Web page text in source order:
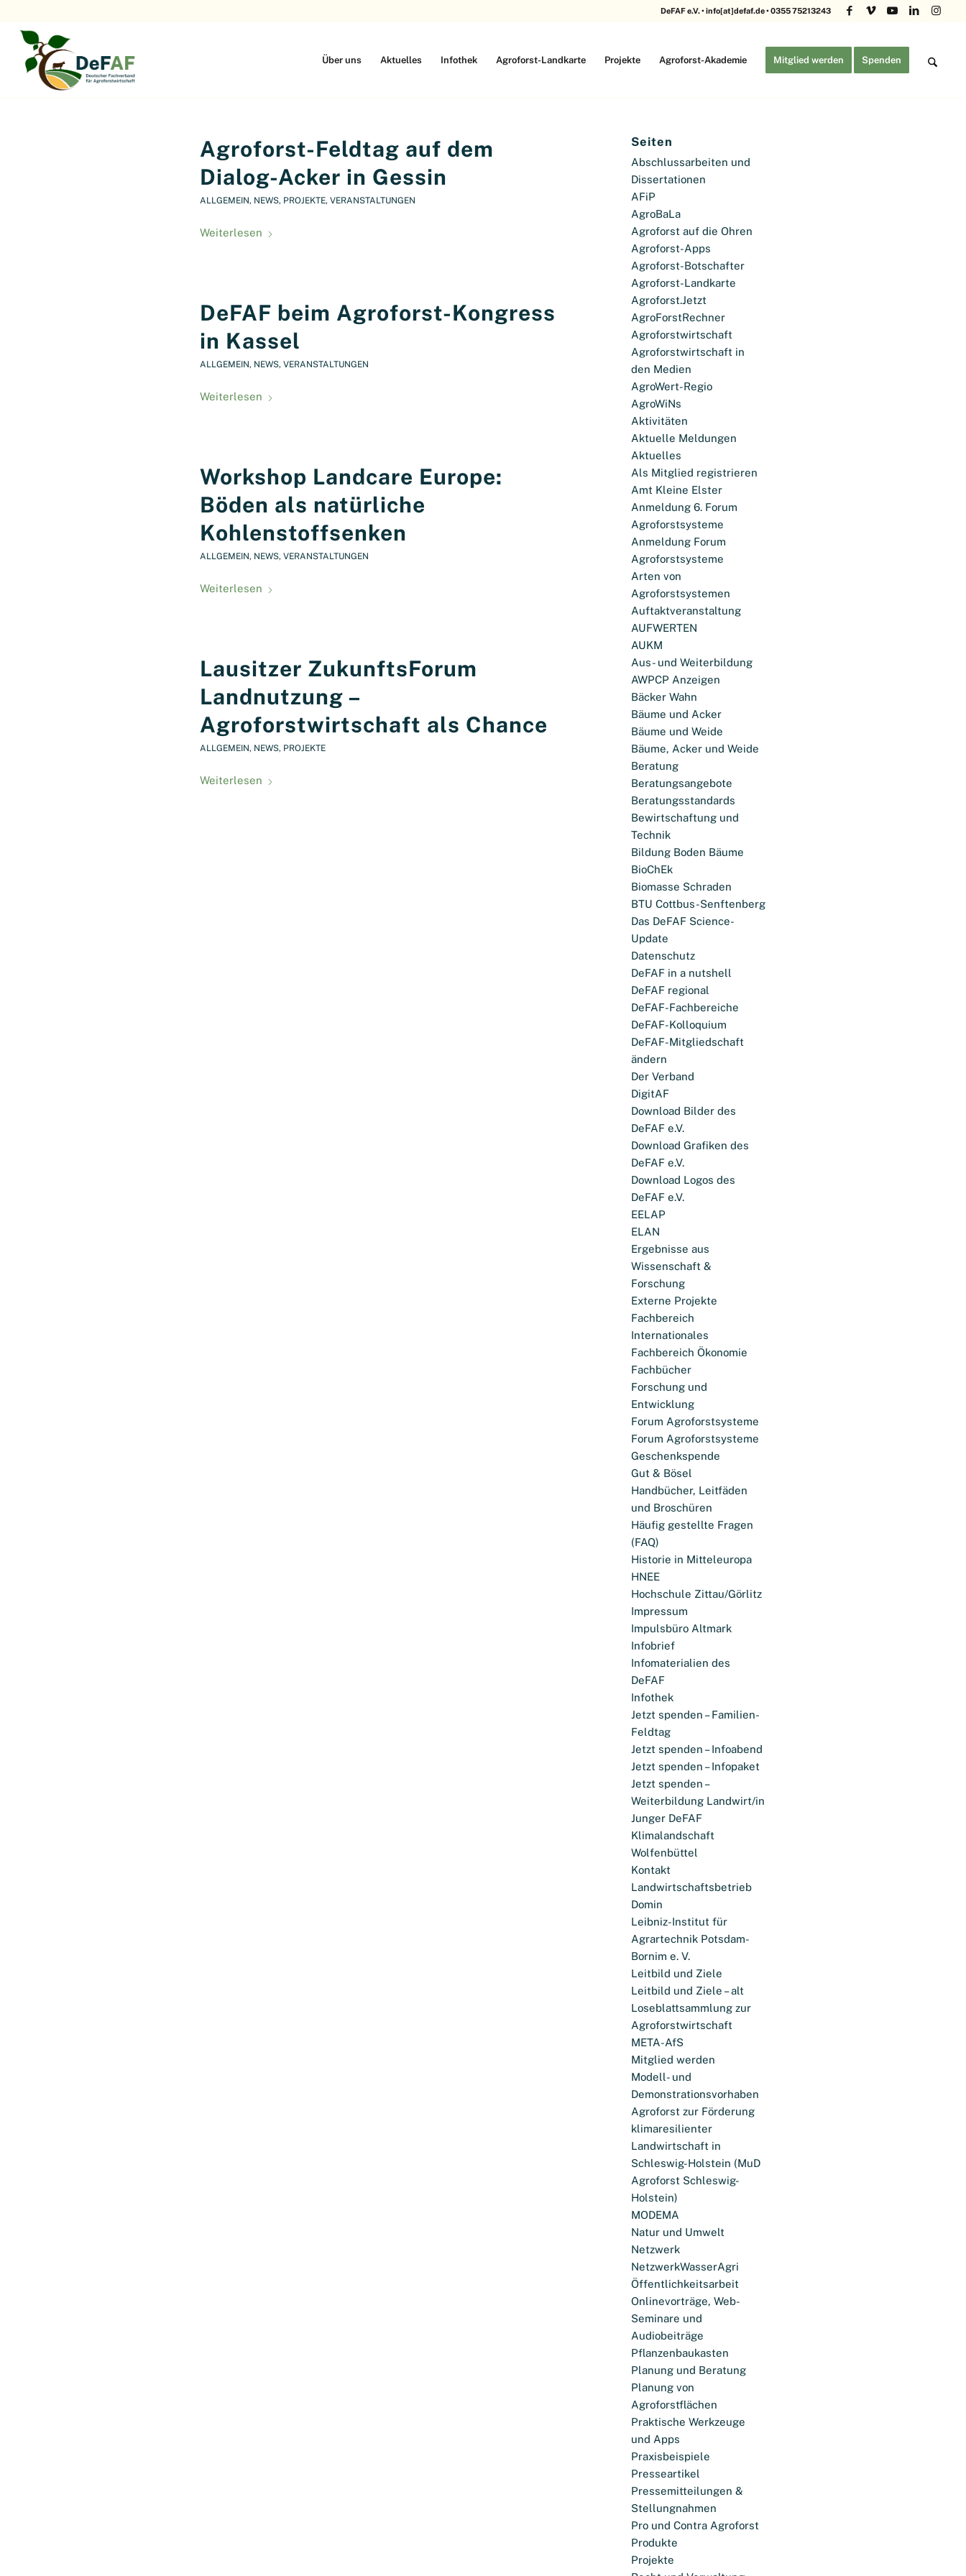
DeFAF e.V. • info[at]defaf.de • 0355 75213243
Über uns Aktuelles Infothek Agroforst-Landkarte Projekte Agroforst-Akademie Mitglied werden Spenden
Agroforst-Feldtag auf dem
Dialog-Acker in Gessin
ALLGEMEIN, NEWS, PROJEKTE,VERANSTALTUNGEN
Weiterlesen
DeFAF beim Agroforst-Kongress
in Kassel
ALLGEMEIN, NEWS,VERANSTALTUNGEN
Weiterlesen
Workshop Landcare Europe:
Böden als natürliche
Kohlenstoffsenken
ALLGEMEIN, NEWS,VERANSTALTUNGEN
Weiterlesen
Lausitzer ZukunftsForum
Landnutzung –
Agroforstwirtschaft als Chance
ALLGEMEIN, NEWS, PROJEKTE
Weiterlesen
Seiten
Abschlussarbeiten und
Dissertationen
AFiP
AgroBaLa
Agroforst auf die Ohren
Agroforst-Apps
Agroforst-Botschafter
Agroforst-Landkarte
Agroforst.Jetzt
AgroForstRechner
Agroforstwirtschaft
Agroforstwirtschaft in
den Medien
AgroWert-Regio
AgroWiNs
Aktivitäten
Aktuelle Meldungen
Aktuelles
Als Mitglied registrieren
Amt Kleine Elster
Anmeldung 6. Forum
Agroforstsysteme
Anmeldung Forum
Agroforstsysteme
Arten von
Agroforstsystemen
Auftaktveranstaltung
AUFWERTEN
AUKM
Aus- und Weiterbildung
AWPCP Anzeigen
Bäcker Wahn
Bäume und Acker
Bäume und Weide
Bäume, Acker und Weide
Beratung
Beratungsangebote
Beratungsstandards
Bewirtschaftung und
Technik
Bildung Boden Bäume
BioChEk
Biomasse Schraden
BTU Cottbus-Senftenberg
Das DeFAF Science-
Update
Datenschutz
DeFAF in a nutshell
DeFAF regional
DeFAF-Fachbereiche
DeFAF-Kolloquium
DeFAF-Mitgliedschaft
ändern
Der Verband
DigitAF
Download Bilder des
DeFAF e.V.
Download Grafiken des
DeFAF e.V.
Download Logos des
DeFAF e.V.
EELAP
ELAN
Ergebnisse aus
Wissenschaft &
Forschung
Externe Projekte
Fachbereich
Internationales
Fachbereich Ökonomie
Fachbücher
Forschung und
Entwicklung
Forum Agroforstsysteme
Forum Agroforstsysteme
Geschenkspende
Gut & Bösel
Handbücher, Leitfäden
und Broschüren
Häufig gestellte Fragen
(FAQ)
Historie in Mitteleuropa
HNEE
Hochschule Zittau/Görlitz
Impressum
Impulsbüro Altmark
Infobrief
Infomaterialien des
DeFAF
Infothek
Jetzt spenden – Familien-
Feldtag
Jetzt spenden – Infoabend
Jetzt spenden – Infopaket
Jetzt spenden –
Weiterbildung Landwirt/in
Junger DeFAF
Klimalandschaft
Wolfenbüttel
Kontakt
Landwirtschaftsbetrieb
Domin
Leibniz-Institut für
Agrartechnik Potsdam-
Bornim e. V.
Leitbild und Ziele
Leitbild und Ziele – alt
Loseblattsammlung zur
Agroforstwirtschaft
META-AfS
Mitglied werden
Modell- und
Demonstrationsvorhaben
Agroforst zur Förderung
klimaresilienter
Landwirtschaft in
Schleswig-Holstein (MuD
Agroforst Schleswig-
Holstein)
MODEMA
Natur und Umwelt
Netzwerk
NetzwerkWasserAgri
Öffentlichkeitsarbeit
Onlinevorträge, Web-
Seminare und
Audiobeiträge
Pflanzenbaukasten
Planung und Beratung
Planung von
Agroforstflächen
Praktische Werkzeuge
und Apps
Praxisbeispiele
Presseartikel
Pressemitteilungen &
Stellungnahmen
Pro und Contra Agroforst
Produkte
Projekte